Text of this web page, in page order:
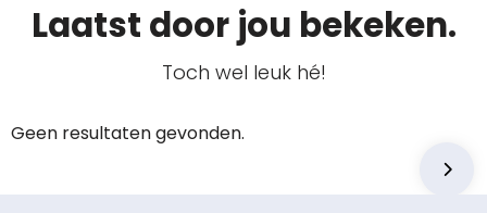
Laatst door jou bekeken.
Toch wel leuk hé!
Geen resultaten gevonden.